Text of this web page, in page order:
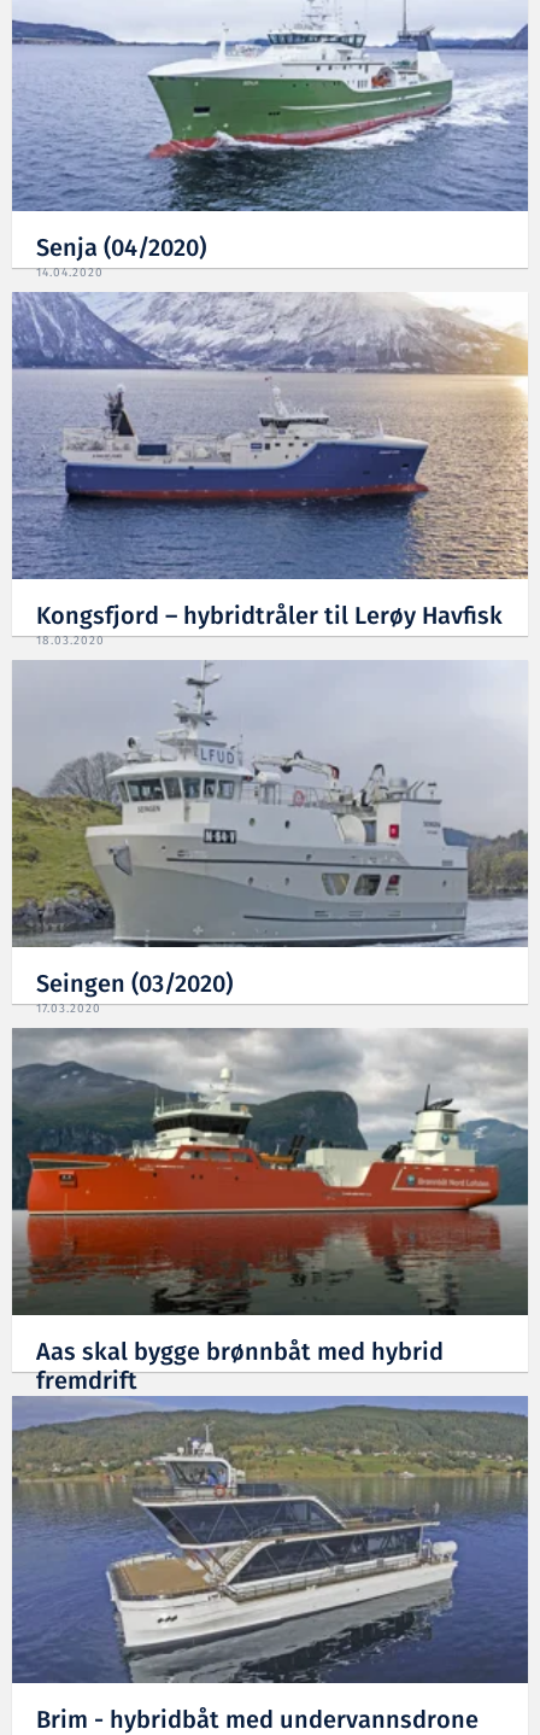
Senja (04/2020)
14.04.2020
Kongsfjord – hybridtråler til Lerøy Havfisk
18.03.2020
Seingen (03/2020)
17.03.2020
Aas skal bygge brønnbåt med hybrid
fremdrift
Brim - hybridbåt med undervannsdrone